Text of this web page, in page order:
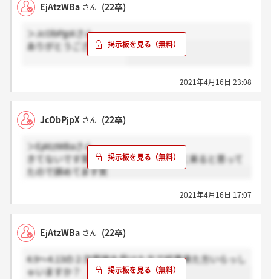
EjAtzWBa さん (22卒)
＞JcObPjpXさん
ありがとうございます！
2021年4月16日 23:08
JcObPjpX さん (22卒)
＞EjAtzWBaさん
きてないです笑 受かってたら今週中に来ると思って
たので諦めてます笑
2021年4月16日 17:07
EjAtzWBa さん (22卒)
4.9～4.13の２次面接を受けた方で結果来た方いらっし
ゃいますか？